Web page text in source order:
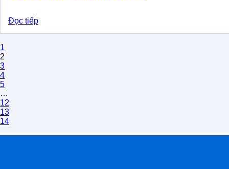
Đọc tiếp
1
2
3
4
5
…
12
13
14